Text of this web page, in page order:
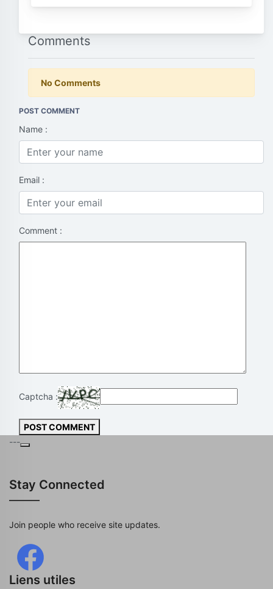
Comments
No Comments
POST COMMENT
Name :
Email :
Comment :
Captcha :
POST COMMENT
---
Stay Connected
Join people who receive site updates.
Liens utiles